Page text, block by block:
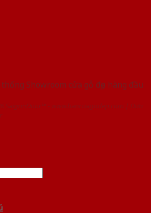
Showroom cửa gỗ đẹp hàng đầu
SaigonDoor™ - www.bancuagodep.com | Đơn